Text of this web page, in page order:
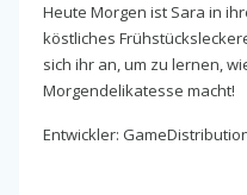
Heute Morgen ist Sara in
köstliches
sich ihr an, um zu lernen,
Morgendelikatesse macht!
Entwickler: